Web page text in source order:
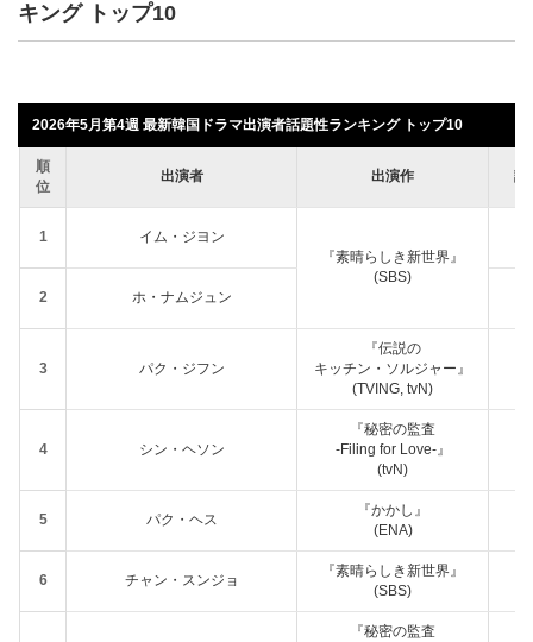
キング トップ10
2026年5月第4週 最新韓国ドラマ出演者話題性ランキング トップ10
順
位
出演者 出演作 話
1
イム・ジヨン
『素晴らしき新世界』
(SBS)
2
ホ・ナムジュン
3 パク・ジフン
『伝説の
キッチン・ソルジャー』
(TVING, tvN)
4 シン・ヘソン
『秘密の監査
-Filing for Love-』
(tvN)
5 パク・ヘス
『かかし』
(ENA)
6 チャン・スンジョ
『素晴らしき新世界』
(SBS)
『秘密の監査